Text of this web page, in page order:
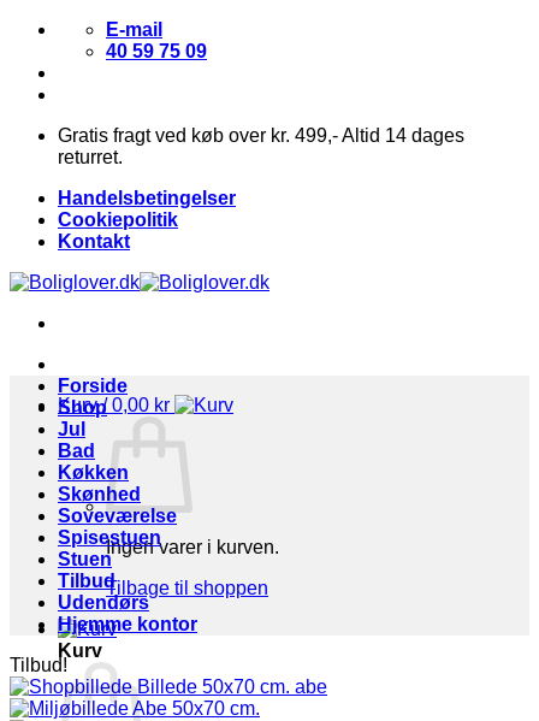
Fortsæt
indhold
E-mail
40 59 75 09
Gratis fragt ved køb over kr. 499,- Altid 14 dages
returret.
Handelsbetingelser
Cookiepolitik
Kontakt
Kurv /0,00 kr
Ingen varer i kurven.
Tilbage til shoppen
Kurv
Forside
Shop
Jul
Bad
Køkken
Skønhed
Soveværelse
Spisestuen
Stuen
Tilbud
Udendørs
Hjemme kontor
Tilbud!